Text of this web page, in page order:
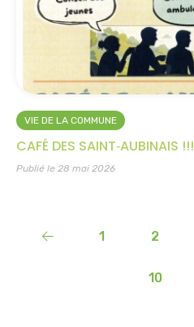
VIE DE LA COMMUNE
CAFÉ DES SAINT‑AUBINAIS !!!
Publié le 28 mai 2026
1 2
10